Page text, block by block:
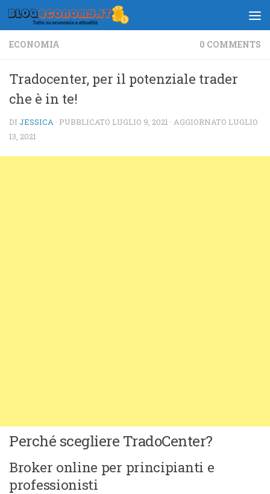
Salta al contenuto
ECONOMIA 0 COMMENTS
Tradocenter, per il potenziale trader
che è in te!
DI JESSICA · PUBBLICATO LUGLIO 9, 2021 · AGGIORNATO LUGLIO
13, 2021
Perché scegliere TradoCenter?
Broker online per principianti e
professionisti